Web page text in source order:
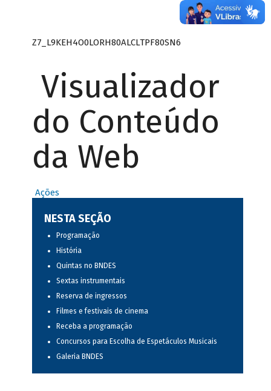
Z7_L9KEH4O0LORH80ALCLTPF80SN6
Visualizador
do Conteúdo
da Web
Ações
NESTA SEÇÃO
Programação
História
Quintas no BNDES
Sextas instrumentais
Reserva de ingressos
Filmes e festivais de cinema
Receba a programação
Concursos para Escolha de Espetáculos Musicais
Galeria BNDES